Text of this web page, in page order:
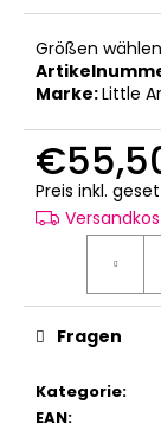
Größen wählen
Marke:Little
Preis inkl.
Kategorie:
EAN:
Fragen